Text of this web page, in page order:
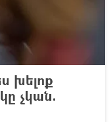
խելոք
չկան.